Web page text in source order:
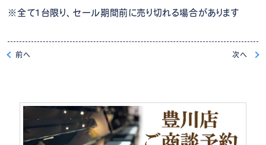
※全て1台限り、セール期間前に売り切れる場合があります
前へ 次へ